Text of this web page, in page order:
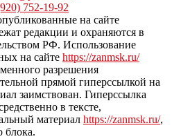
752-19-92
на сайте
редакции и охраняются в
РФ. Использование
на сайте https://zanmsk.ru/
разрешения
прямой гиперссылкой на
заимствован. Гиперссылка
в тексте,
материал https://zanmsk.ru/,
блока.